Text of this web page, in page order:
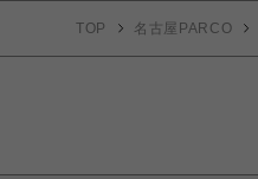
TOP 名古屋PARCO